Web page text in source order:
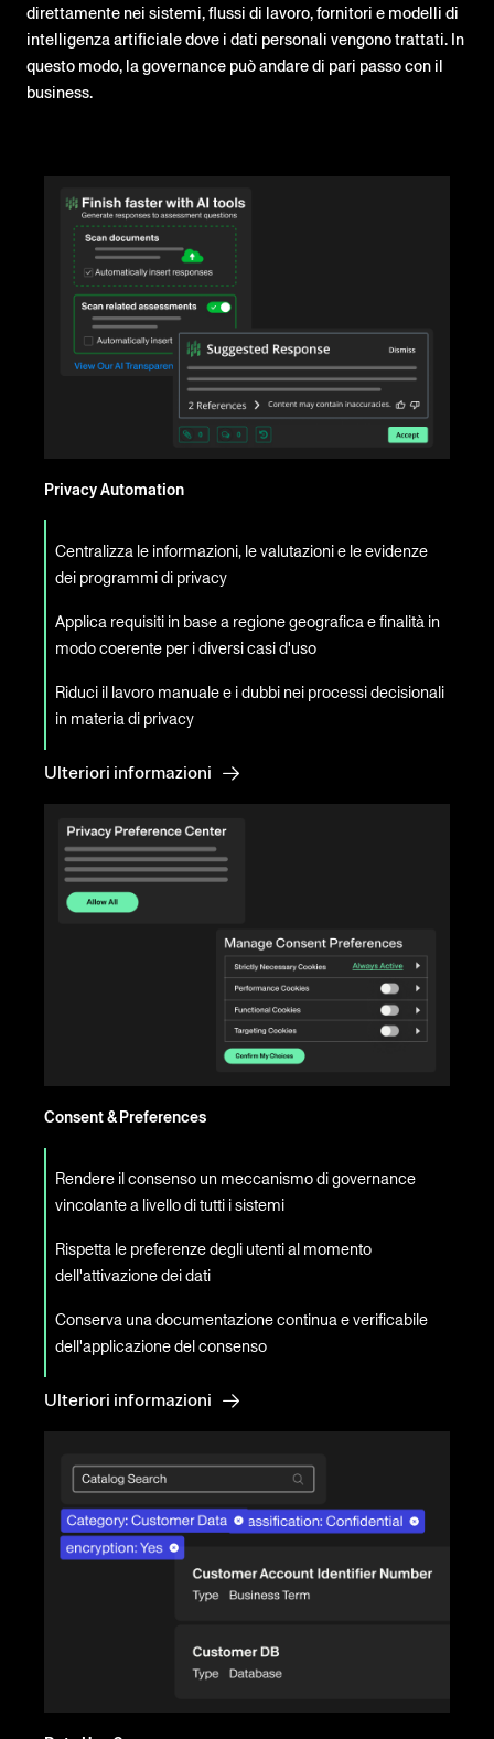
direttamente nei sistemi, flussi di lavoro, fornitori e modelli di
intelligenza artificiale dove i dati personali vengono trattati. In
questo modo, la governance può andare di pari passo con il
business.
Privacy Automation
Centralizza le informazioni, le valutazioni e le evidenze
dei programmi di privacy
Applica requisiti in base a regione geografica e finalità in
modo coerente per i diversi casi d'uso
Riduci il lavoro manuale e i dubbi nei processi decisionali
in materia di privacy
Ulteriori informazioni
Consent & Preferences
Rendere il consenso un meccanismo di governance
vincolante a livello di tutti i sistemi
Rispetta le preferenze degli utenti al momento
dell'attivazione dei dati
Conserva una documentazione continua e verificabile
dell'applicazione del consenso
Ulteriori informazioni